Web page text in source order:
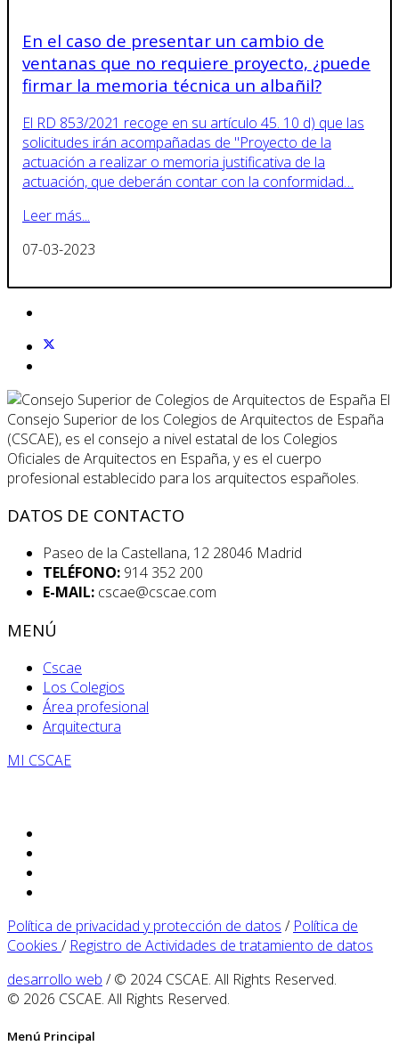
En el caso de presentar un cambio de
ventanas que no requiere proyecto, ¿puede
firmar la memoria técnica un albañil?
El RD 853/2021 recoge en su artículo 45. 10 d) que las
solicitudes irán acompañadas de "Proyecto de la
actuación a realizar o memoria justificativa de la
actuación, que deberán contar con la conformidad…
Leer más...
07-03-2023
El
Consejo Superior de los Colegios de Arquitectos de España
(CSCAE), es el consejo a nivel estatal de los Colegios
Oficiales de Arquitectos en España, y es el cuerpo
profesional establecido para los arquitectos españoles.
DATOS DE CONTACTO
Paseo de la Castellana, 12 28046 Madrid
TELÉFONO: 914 352 200
E-MAIL: cscae@cscae.com
MENÚ
Cscae
Los Colegios
Área profesional
Arquitectura
MI CSCAE
Política de privacidad y protección de datos / Política de
Cookies / Registro de Actividades de tratamiento de datos
desarrollo web / © 2024 CSCAE. All Rights Reserved.
© 2026 CSCAE. All Rights Reserved.
Menú Principal